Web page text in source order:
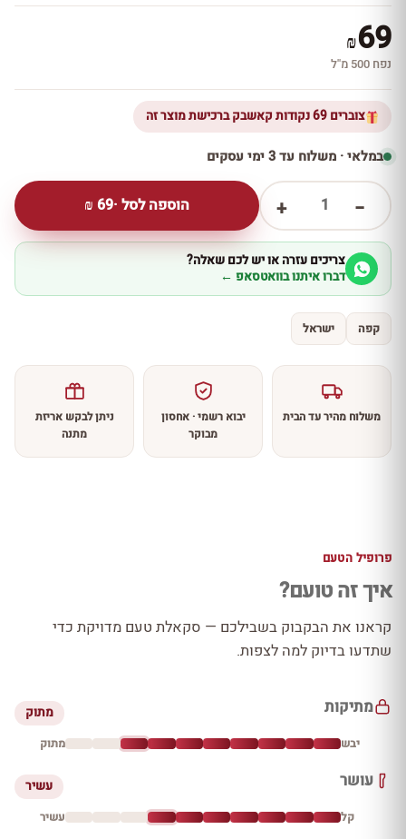
₪69
נפח 500 מ''ל
צוברים 69 נקודות קאשבק ברכישת מוצר זה
במלאי · משלוח עד 3 ימי עסקים
−
1
+ הוספה לסל ·69
₪
צריכים עזרה או יש לכם שאלה?
דברו איתנו בוואטסאפ ←
קפה ישראל
משלוח מהיר עד הבית
יבוא רשמי · אחסון
מבוקר
ניתן לבקש אריזת
מתנה
פרופיל הטעם
איך זה טועם?
קראנו את הבקבוק בשבילכם — סקאלת טעם מדויקת כדי
שתדעו בדיוק למה לצפות.
מתיקות מתוק
יבש מתוק
עושר עשיר
קל עשיר